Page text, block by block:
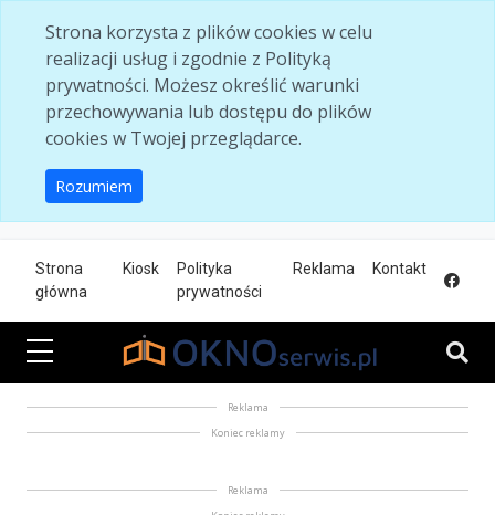
Strona korzysta z plików cookies w celu
realizacji usług i zgodnie z Polityką
prywatności. Możesz określić warunki
przechowywania lub dostępu do plików
cookies w Twojej przeglądarce.
Rozumiem
Strona
główna
Kiosk
Polityka
prywatności
Reklama Kontakt
Reklama
Koniec reklamy
Reklama